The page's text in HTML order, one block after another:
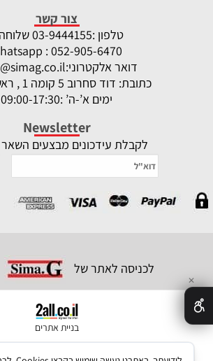
צור קשר
טלפון :
03-9444155 שלוחה 1
: 052-905-6470
דואר אלקטרוני:
כתובת: דוד סחרוב 5 קומה 1 , ראשון לציון
ימים א’-ה’ :09:00-17:30
Newsletter
לקבלת עידכונים מבצעים
לכניסה לאתר של
בניית אתרים
✕